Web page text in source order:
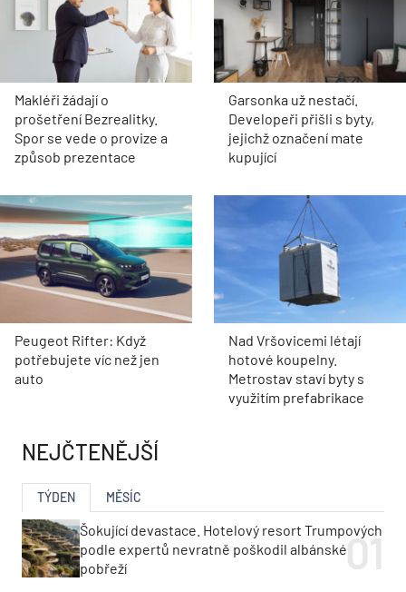
Makléři žádají o
prošetření Bezrealitky.
Spor se vede o provize a
způsob prezentace
Garsonka už nestačí.
Developeři přišli s byty,
jejichž označení mate
kupující
Peugeot Rifter: Když
potřebujete víc než jen
auto
Nad Vršovicemi létají
hotové koupelny.
Metrostav staví byty s
využitím prefabrikace
NEJČTENĚJŠÍ
TÝDEN MĚSÍC
Šokující devastace. Hotelový resort Trumpových
podle expertů nevratně poškodil albánské
pobřeží